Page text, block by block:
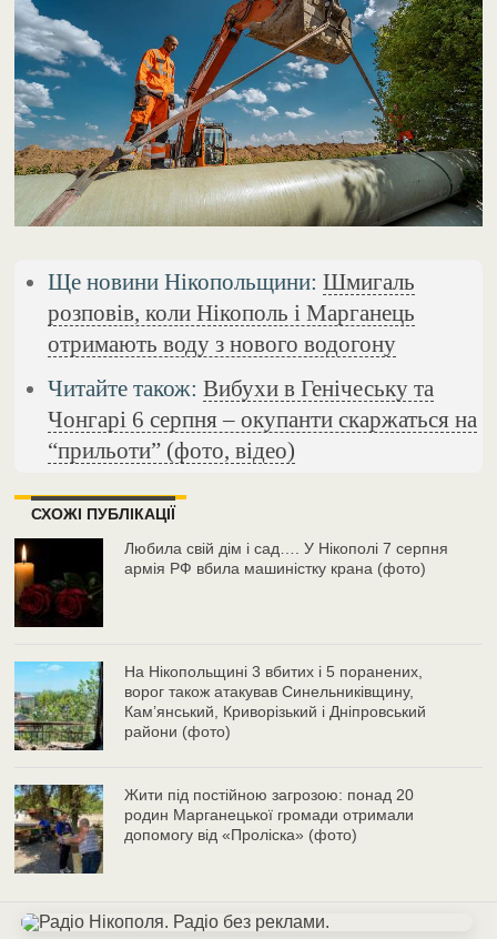
Ще новини Нікопольщини:Шмигаль
розповів, коли Нікополь і Марганець
отримають воду з нового водогону
Читайте також:Вибухи в Генічеську та
Чонгарі 6 серпня – окупанти скаржаться на
“прильоти” (фото, відео)
СХОЖІ ПУБЛІКАЦІЇ
Любила свій дім і сад…. У Нікополі 7 серпня
армія РФ вбила машиністку крана (фото)
На Нікопольщині 3 вбитих і 5 поранених,
ворог також атакував Синельниківщину,
Кам’янський, Криворізький і Дніпровський
райони (фото)
Жити під постійною загрозою: понад 20
родин Марганецької громади отримали
допомогу від «Проліска» (фото)